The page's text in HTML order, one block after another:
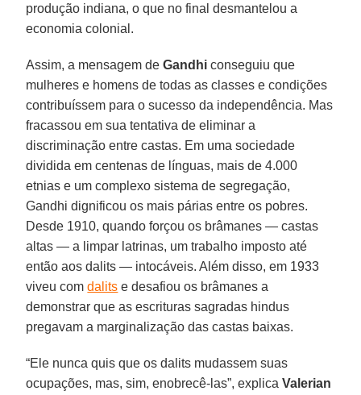
produção indiana, o que no final desmantelou a
economia colonial.
Assim, a mensagem deGandhi conseguiu que
mulheres e homens de todas as classes e condições
contribuíssem para o sucesso da independência. Mas
fracassou em sua tentativa de eliminar a
discriminação entre castas. Em uma sociedade
dividida em centenas de línguas, mais de 4.000
etnias e um complexo sistema de segregação,
Gandhi dignificou os mais párias entre os pobres.
Desde 1910, quando forçou os brâmanes — castas
altas — a limpar latrinas, um trabalho imposto até
então aos dalits — intocáveis. Além disso, em 1933
viveu comdalits e desafiou os brâmanes a
demonstrar que as escrituras sagradas hindus
pregavam a marginalização das castas baixas.
“Ele nunca quis que os dalits mudassem suas
ocupações, mas, sim, enobrecê-las”, explicaValerian